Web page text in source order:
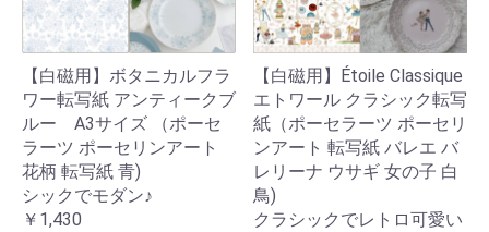
【白磁用】ボタニカルフラ
ワー転写紙 アンティークブ
ルー A3サイズ （ポーセ
ラーツ ポーセリンアート
花柄 転写紙 青)
シックでモダン♪
￥1,430
【白磁用】Étoile Classique
エトワール クラシック転写
紙（ポーセラーツ ポーセリ
ンアート 転写紙 バレエ バ
レリーナ ウサギ 女の子 白
鳥)
クラシックでレトロ可愛い